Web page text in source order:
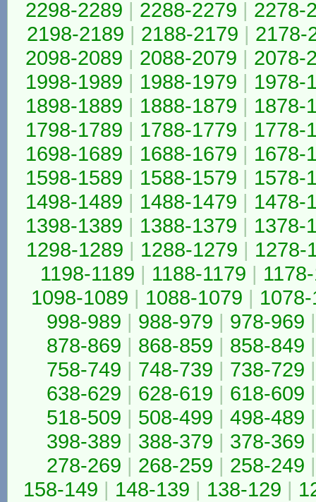
2298-2289 | 2288-2279 | 2278-
2198-2189 | 2188-2179 | 2178-
2098-2089 | 2088-2079 | 2078-
1998-1989 | 1988-1979 | 1978-
1898-1889 | 1888-1879 | 1878-
1798-1789 | 1788-1779 | 1778-
1698-1689 | 1688-1679 | 1678-
1598-1589 | 1588-1579 | 1578-
1498-1489 | 1488-1479 | 1478-
1398-1389 | 1388-1379 | 1378-
1298-1289 | 1288-1279 | 1278-
1198-1189 | 1188-1179 |
1098-1089 | 1088-1079 |
998-989 | 988-979 | 978-969 |
878-869 | 868-859 | 858-849 |
758-749 | 748-739 | 738-729 |
638-629 | 628-619 | 618-609 |
518-509 | 508-499 | 498-489 |
398-389 | 388-379 | 378-369 |
278-269 | 268-259 | 258-249 |
158-149 | 148-139 | 138-129 |